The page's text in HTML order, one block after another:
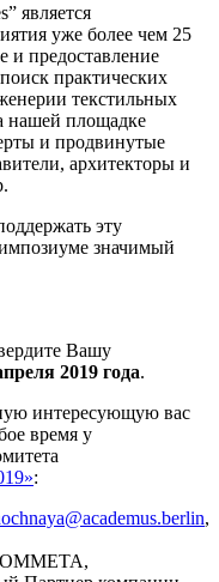
является
уже более чем 25
и предоставление
практических
текстильных
нашей площадке
и продвинутые
архитекторы и
эту
значимый
Вашу
2019 года.
интересующую вас
время у
:
,